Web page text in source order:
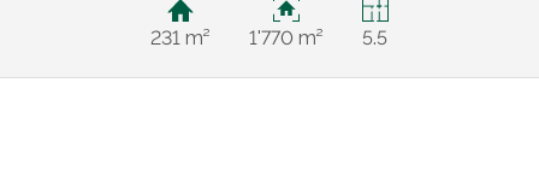
231 m² 1'770 m² 5.5